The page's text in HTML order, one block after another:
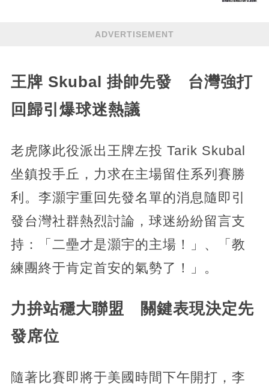
ADVERTISEMENT
王牌 Skubal 掛帥先發 台灣強打
回歸引爆球迷熱議
老虎隊此役派出王牌左投 Tarik Skubal
坐鎮投手丘，力求在主場留住系列賽勝
利。李灝宇重回先發名單的消息隨即引
發台灣社群熱烈討論，球迷紛紛留言支
持：「二壘才是灝宇的主場！」、「教
練團終于肯定首安的氣勢了！」。
力拚站穩大聯盟 關鍵表現決定先
發席位
隨著比賽即將于美國時間下午開打，李